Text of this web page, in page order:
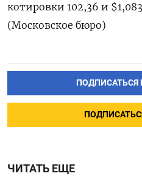
котировки 102,36 и
(Московское бюро)
ПОДПИСАТЬСЯ
ЧИТАТЬ ЕЩЕ